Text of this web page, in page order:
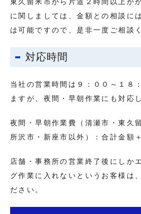
に関しましては、金額との相談に
は可能ですので、是非一度ご相談
対応時間
当社の営業時間は９：００～１８
ますが、夜間・早朝作業にも対応
夜間・早朝作業費（清瀬市・東久
所沢市・新座市以外）：合計金額
店舗・事務所の営業終了後にしか
グ作業に入れないというお客様は
ださい。